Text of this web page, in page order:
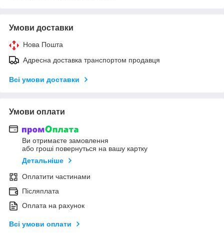
Умови доставки
Нова Пошта
Адресна доставка транспортом продавця
Всі умови доставки
Умови оплати
Ви отримаєте замовлення
або гроші повернуться на вашу картку
Детальніше
Оплатити частинами
Післяплата
Оплата на рахунок
Всі умови оплати